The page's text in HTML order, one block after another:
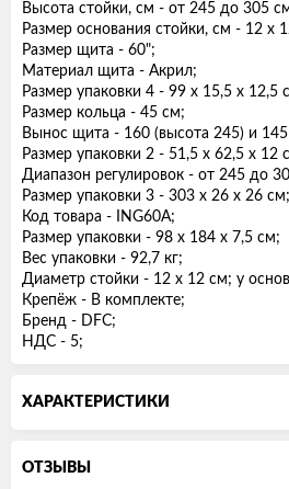
Высота стойки, см - от 245 до 305
Размер основания стойки, см - 12 х
Размер щита - 60";
Материал щита - Акрил;
Размер упаковки 4 - 99 х 15,5 х 12,5
Размер кольца - 45 см;
Вынос щита - 160 (высота 245) и
Размер упаковки 2 - 51,5 х 62,5 х 12
Диапазон регулировок - от 245 до
Размер упаковки 3 - 303 х 26 х 26 см;
Код товара - ING60A;
Размер упаковки - 98 х 184 х 7,5 см;
Вес упаковки - 92,7 кг;
Диаметр стойки - 12 х 12 см; у
Крепёж - В комплекте;
Бренд - DFC;
НДС - 5;
ХАРАКТЕРИСТИКИ
ОТЗЫВЫ